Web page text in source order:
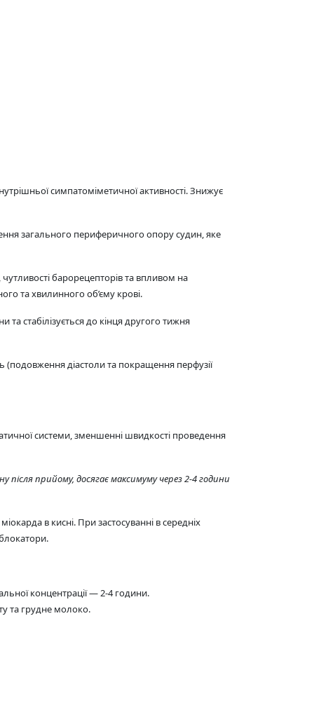
симпатоміметичної активності. Знижує
загального периферичного опору судин, яке
барорецепторів та впливом на
та хвилинного об’єму крові.
та стабілізується до кінця другого тижня
діастоли та покращення перфузії
системи, зменшенні швидкості проведення
після прийому, досягає максимуму через 2-4 години
в кисні. При застосуванні в середніх
концентрації — 2-4 години.
та грудне молоко.